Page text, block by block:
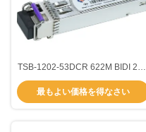
TSB-1202-53DCR 622M BIDI 2km
T-1550nm,R1310nm BIDI ホット
プラグ可能なSFPトランシーバー
モジュール 3年
最もよい価格を得なさい